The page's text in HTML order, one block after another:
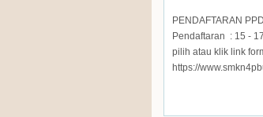
PENDAFTARAN
Pendaftaran : 15 -
pilih atau klik link
https://